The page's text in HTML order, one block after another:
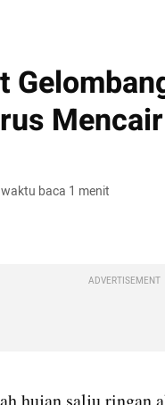
Mencair
waktu baca 1 menit
ADVERTISEMENT
hujan salju ringan